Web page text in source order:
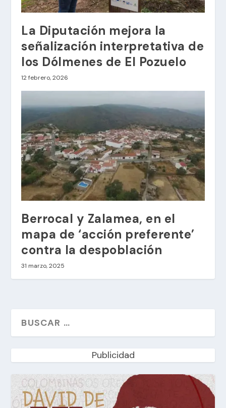
La Diputación mejora la
señalización interpretativa de
los Dólmenes de El Pozuelo
12 febrero, 2026
Berrocal y Zalamea, en el
mapa de ‘acción preferente’
contra la despoblación
31 marzo, 2025
Publicidad